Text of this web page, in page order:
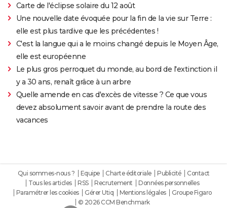
Carte de l'éclipse solaire du 12 août
Une nouvelle date évoquée pour la fin de la vie sur Terre :
elle est plus tardive que les précédentes !
C'est la langue qui a le moins changé depuis le Moyen Âge,
elle est européenne
Le plus gros perroquet du monde, au bord de l'extinction il
y a 30 ans, renaît grâce à un arbre
Quelle amende en cas d'excès de vitesse ? Ce que vous
devez absolument savoir avant de prendre la route des
vacances
Qui sommes-nous ? Equipe Charte éditoriale Publicité
Contact
Tous les articles
RSS Recrutement
Données personnelles
Paramétrer les cookies
Gérer Utiq Mentions légales
Groupe Figaro
© 2026 CCM Benchmark